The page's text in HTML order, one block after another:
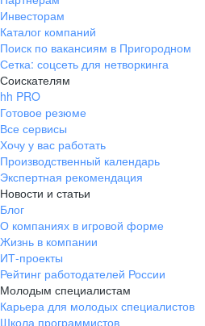
Инвесторам
Каталог компаний
Поиск по вакансиям в Пригородном
Сетка: соцсеть для нетворкинга
Соискателям
hh PRO
Готовое резюме
Все сервисы
Хочу у вас работать
Производственный календарь
Экспертная рекомендация
Новости и статьи
Блог
О компаниях в игровой форме
Жизнь в компании
ИТ-проекты
Рейтинг работодателей России
Молодым специалистам
Карьера для молодых специалистов
Школа программистов